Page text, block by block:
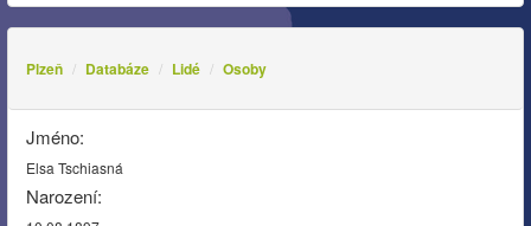
Plzeň Databáze Lidé Osoby
Jméno:
Elsa Tschiasná
Narození: